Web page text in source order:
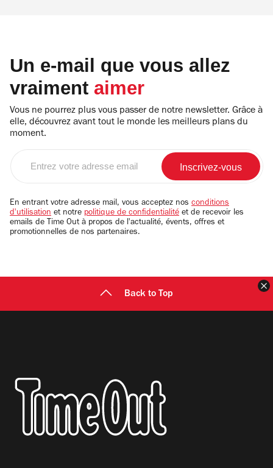
Un e-mail que vous allez
vraiment aimer
Vous ne pourrez plus vous passer de notre newsletter. Grâce à
elle, découvrez avant tout le monde les meilleurs plans du
moment.
email
En entrant votre adresse mail, vous acceptez nos conditions
d'utilisation et notre politique de confidentialité et de recevoir les
emails de Time Out à propos de l'actualité, évents, offres et
promotionnelles de nos partenaires.
Back to Top